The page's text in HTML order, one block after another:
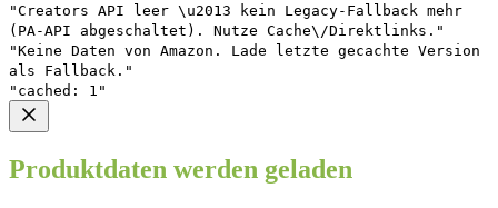
"Creators API leer \u2013 kein Legacy-Fallback mehr
(PA-API abgeschaltet). Nutze Cache\/Direktlinks."
"Keine Daten von Amazon. Lade letzte gecachte Version
als Fallback."
"cached: 1"
Produktdaten werden geladen